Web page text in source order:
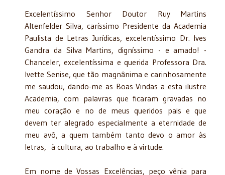
Excelentíssimo Senhor Doutor Ruy Martins
Altenfelder Silva, caríssimo Presidente da Academia
Paulista de Letras Jurídicas, excelentíssimo Dr. Ives
Gandra da Silva Martins, digníssimo - e amado! -
Chanceler, excelentíssima e querida Professora Dra.
Ivette Senise, que tão magnânima e carinhosamente
me saudou, dando-me as Boas Vindas a esta ilustre
Academia, com palavras que ficaram gravadas no
meu coração e no de meus queridos pais e que
devem ter alegrado especialmente a eternidade de
meu avô, a quem também tanto devo o amor às
letras, à cultura, ao trabalho e à virtude.
Em nome de Vossas Excelências, peço vênia para